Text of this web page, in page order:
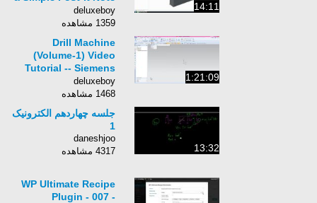
14:11
Holder
deluxeboy
1359 مشاهده
1:21:09
Drill Machine
(Volume-1) Video
Tutorial -- Siemens
NX
deluxeboy
1468 مشاهده
13:32
جلسه چهاردهم الکترونیک
1
daneshjoo
4317 مشاهده
WP Ultimate Recipe
Plugin - 007 -